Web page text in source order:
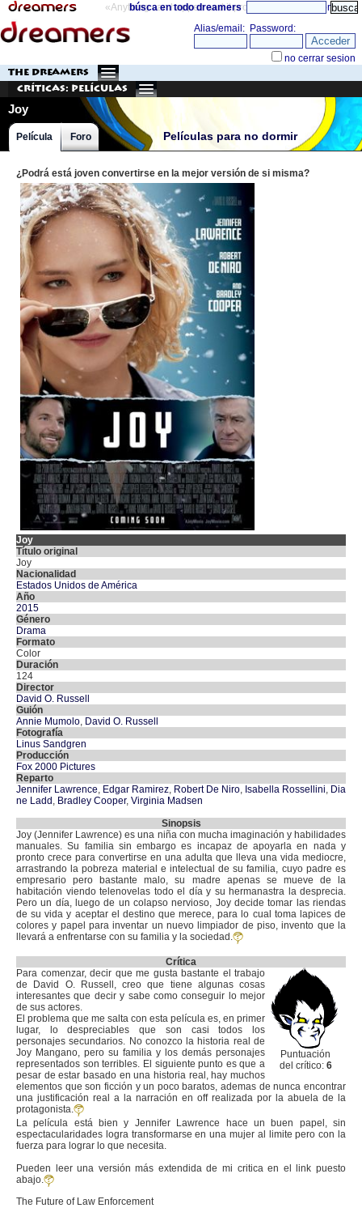
«Anything can happen and it probably will» directorio
búsca en todo dreamers
THE DREAMERS
Críticas: Películas
Joy
Películas para no dormir
Película Foro
¿Podrá está joven convertirse en la mejor versión de si misma?
Joy
Título original
Joy
Nacionalidad
Estados Unidos de América
Año
2015
Género
Drama
Formato
Color
Duración
124
Director
David O. Russell
Guión
Annie Mumolo, David O. Russell
Fotografía
Linus Sandgren
Producción
Fox 2000 Pictures
Reparto
Jennifer Lawrence, Edgar Ramirez, Robert De Niro, Isabella Rossellini, Dia
ne Ladd , Bradley Cooper, Virginia Madsen
Sinopsis
Joy (Jennifer Lawrence) es una niña con mucha imaginación y habilidades
manuales. Su familia sin embargo es incapaz de apoyarla en nada y
pronto crece para convertirse en una adulta que lleva una vida mediocre,
arrastrando la pobreza material e intelectual de su familia, cuyo padre es
empresario pero bastante malo, su madre apenas se mueve de la
habitación viendo telenovelas todo el día y su hermanastra la desprecia.
Pero un día, luego de un colapso nervioso, Joy decide tomar las riendas
de su vida y aceptar el destino que merece, para lo cual toma lapices de
colores y papel para inventar un nuevo limpiador de piso, invento que la
llevará a enfrentarse con su familia y la sociedad.
Crítica
Puntuación
del crítico: 6
Para comenzar, decir que me gusta bastante el trabajo
de David O. Russell, creo que tiene algunas cosas
interesantes que decir y sabe como conseguir lo mejor
de sus actores.
El problema que me salta con esta película es, en primer
lugar, lo despreciables que son casi todos los
personajes secundarios. No conozco la historia real de
Joy Mangano, pero su familia y los demás personajes
representados son terribles. El siguiente punto es que a
pesar de estar basado en una historia real, hay muchos
elementos que son ficción y un poco baratos, ademas de nunca encontrar
una justificación real a la narración en off realizada por la abuela de la
protagonista.
La película está bien y Jennifer Lawrence hace un buen papel, sin
espectacularidades logra transformarse en una mujer al limite pero con la
fuerza para lograr lo que necesita.
Pueden leer una versión más extendida de mi critica en el link puesto
abajo.
The Future of Law Enforcement